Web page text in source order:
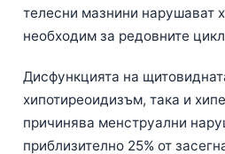
телесни мазнини нарушават
необходим за редовните
Дисфункцията на
хипотиреоидизъм, така и
причинява менструални
приблизително 25% от
Latviešu valoda
Македонски јазик
Euskara
Gàidhlig
Occitan